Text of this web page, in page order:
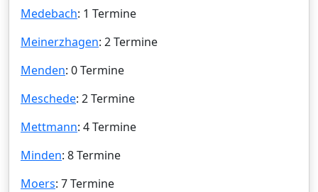
Medebach: 1 Termine
Meinerzhagen: 2 Termine
Menden: 0 Termine
Meschede: 2 Termine
Mettmann: 4 Termine
Minden: 8 Termine
Moers: 7 Termine